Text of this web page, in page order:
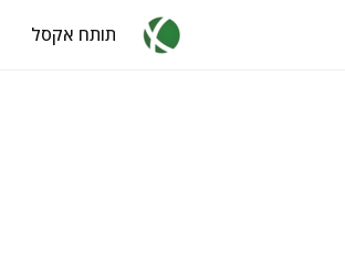
תותח אקסל